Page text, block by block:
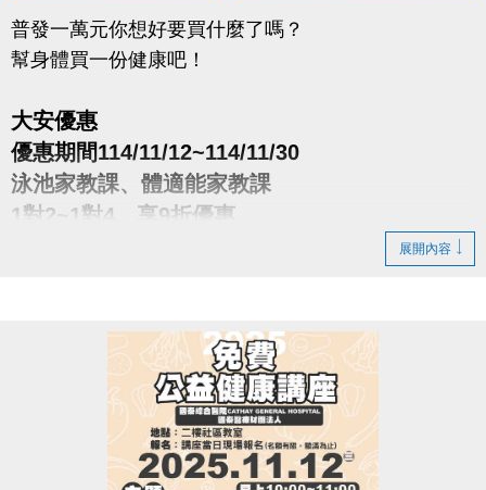
普發一萬元你想好要買什麼了嗎？
幫身體買一份健康吧！
大安優惠
優惠期間114/11/12~114/11/30
泳池家教課、體適能家教課
1對2~1對4，享9折優惠
適能場館管理規範。
※電話洽詢(02)2377-0300 泳池分機105、體適能分機
展開內容